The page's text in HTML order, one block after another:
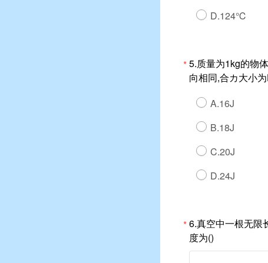
D.124℃
*5.质量为1kg的物
向相同,合カ大小
A.16J
B.18J
C.20J
D.24J
*6.真空中一根无限
度为()